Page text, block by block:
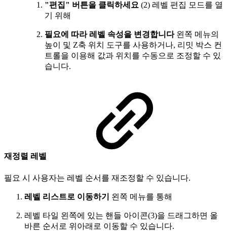
"편집" 버튼을 클릭하세요 (2) 레벨 편집 모드를 열
기 위해
필요에 따라 레벨 속성을 변경합니다 왼쪽 메뉴의
높이 및 Z축 위치 도구를 사용하거나, 리밋 박스 컨
트롤을 이용해 값과 위치를 수동으로 조정할 수 있
습니다.
재정렬 레벨
필요 시 사용자는 레벨 순서를 재조정할 수 있습니다.
레벨 리스트로 이동하기 왼쪽 메뉴를 통해
레벨 타일 왼쪽에 있는 핸들 아이콘(3)을 드래그하면 올
바른 순서로 위아래로 이동할 수 있습니다.